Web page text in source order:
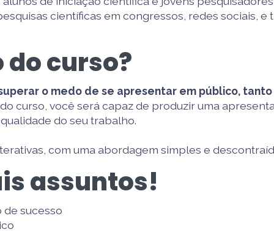
científicas em congressos, redes sociais,
do curso?
o medo de se apresentar em público,
curso, você será capaz de produzir uma
do seu trabalho.
com uma abordagem simples e
assuntos!
de sucesso